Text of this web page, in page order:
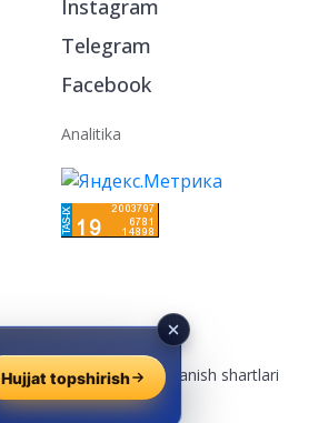
Instagram
Telegram
Facebook
Analitika
Reklama/Foydalanish shartlari
Hujjat topshirish